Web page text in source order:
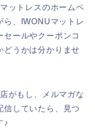
ットレスのホームペ
ら、IWONUマットレ
セールやクーポンコ
どうかは分かりませ
がもし、メルマガな
信していたら、見つ
♪